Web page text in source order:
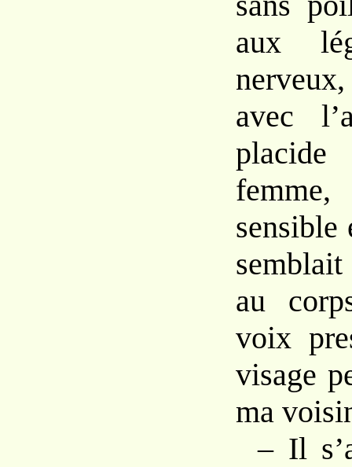
aux
avec
sensible
au
voix
visage
ma
– Il